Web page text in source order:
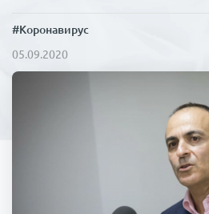
#Коронавирус
05.09.2020